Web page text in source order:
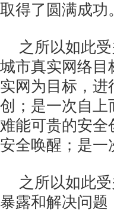
取得了圆满成功。
之所以如此
城市真实网络目
实网为目标，
创；是一次自上
难能可贵的安
安全唤醒；是
之所以如此
暴露和解决问